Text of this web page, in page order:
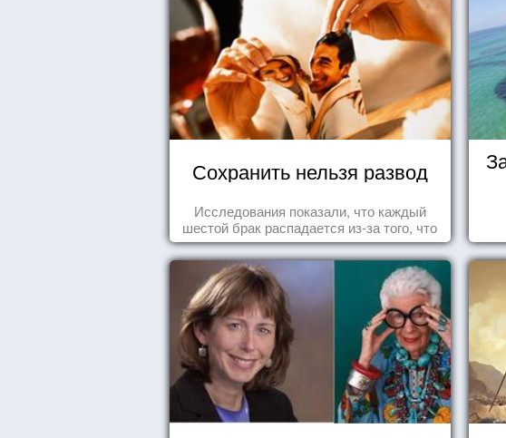
Сохранить нельзя развод
Исследования показали, что каждый
шестой брак распадается из-за того, что
одного из супругов не устраивает та
роль, которая выпала ему в семье.